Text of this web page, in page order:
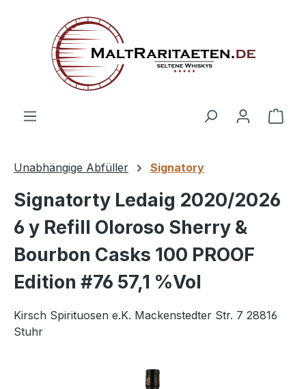
Unabhängige Abfüller Signatory
Signatorty Ledaig 2020/2026
6 y Refill Oloroso Sherry &
Bourbon Casks 100 PROOF
Edition #76 57,1 %Vol
Kirsch Spirituosen e.K. Mackenstedter Str. 7 28816
Stuhr
Bildergalerie überspringen